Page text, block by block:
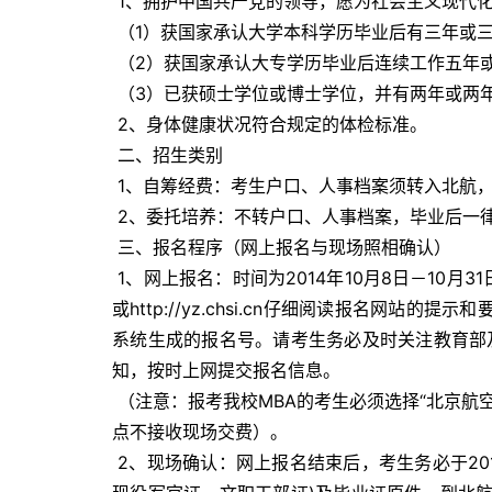
（1）获国家承认大学本科学历毕业后有三年
（2）获国家承认大专学历毕业后连续工作五
（3）已获硕士学位或博士学位，并有两年或
2、身体健康状况符合规定的体检标准。
二、招生类别
1、自筹经费：考生户口、人事档案须转入北航
2、委托培养：不转户口、人事档案，毕业后
三、报名程序（网上报名与现场照相确认）
1、网上报名：时间为2014年10月8日－10月
或http://yz.chsi.cn仔细阅读报名网站的提示和
系统生成的报名号。请考生务必及时关注教育
知，按时上网提交报名信息。
点不接收现场交费）。